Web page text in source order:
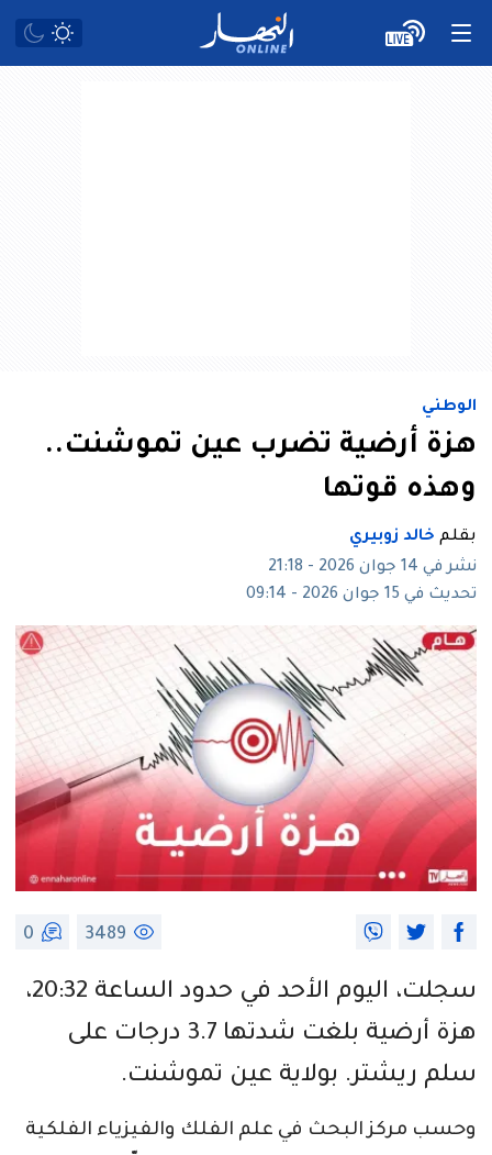
الوطني
هزة أرضية تضرب عين تموشنت..
وهذه قوتها
بقلم خالد زوبيري
نشر في 14 جوان 2026 - 21:18
تحديث في 15 جوان 2026 - 09:14
3489
0
سجلت، اليوم الأحد في حدود الساعة 20:32،
هزة أرضية بلغت شدتها 3.7 درجات على
سلم ريشتر. بولاية عين تموشنت.
وحسب مركز البحث في علم الفلك والفيزياء الفلكية